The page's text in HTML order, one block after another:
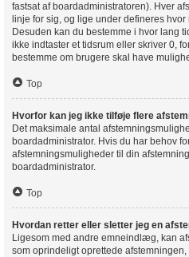
fastsat af boardadministratoren). Hver
linje for sig, og lige under defineres
Desuden kan du bestemme i hvor lang
ikke indtaster et tidsrum eller skriver 0,
bestemme om brugere skal have
Top
Hvorfor kan jeg ikke tilføje flere
Det maksimale antal
boardadministrator. Hvis du har behov
afstemningsmuligheder til din
boardadministrator.
Top
Hvordan retter eller sletter jeg en
Ligesom med andre emneindlæg, kan
som oprindeligt oprettede